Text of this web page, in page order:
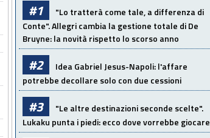
#1
"Lo tratterà come tale, a differenza di
Conte". Allegri cambia la gestione totale di De
Bruyne: la novità rispetto lo scorso anno
#2
Idea Gabriel Jesus-Napoli: l'affare
potrebbe decollare solo con due cessioni
#3
"Le altre destinazioni seconde scelte".
Lukaku punta i piedi: ecco dove vorrebbe giocare